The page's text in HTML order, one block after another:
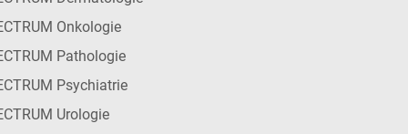
Onkologie
Pathologie
Psychiatrie
Urologie